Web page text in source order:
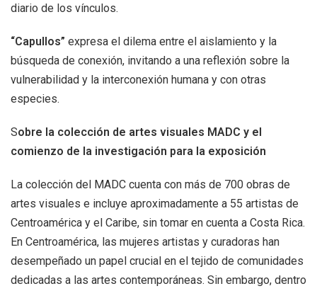
diario de los vínculos.
“Capullos” expresa el dilema entre el aislamiento y la
búsqueda de conexión, invitando a una reflexión sobre la
vulnerabilidad y la interconexión humana y con otras
especies.
Sobre la colección de artes visuales MADC y el
comienzo de la investigación para la exposición
La colección del MADC cuenta con más de 700 obras de
artes visuales e incluye aproximadamente a 55 artistas de
Centroamérica y el Caribe, sin tomar en cuenta a Costa Rica.
En Centroamérica, las mujeres artistas y curadoras han
desempeñado un papel crucial en el tejido de comunidades
dedicadas a las artes contemporáneas. Sin embargo, dentro